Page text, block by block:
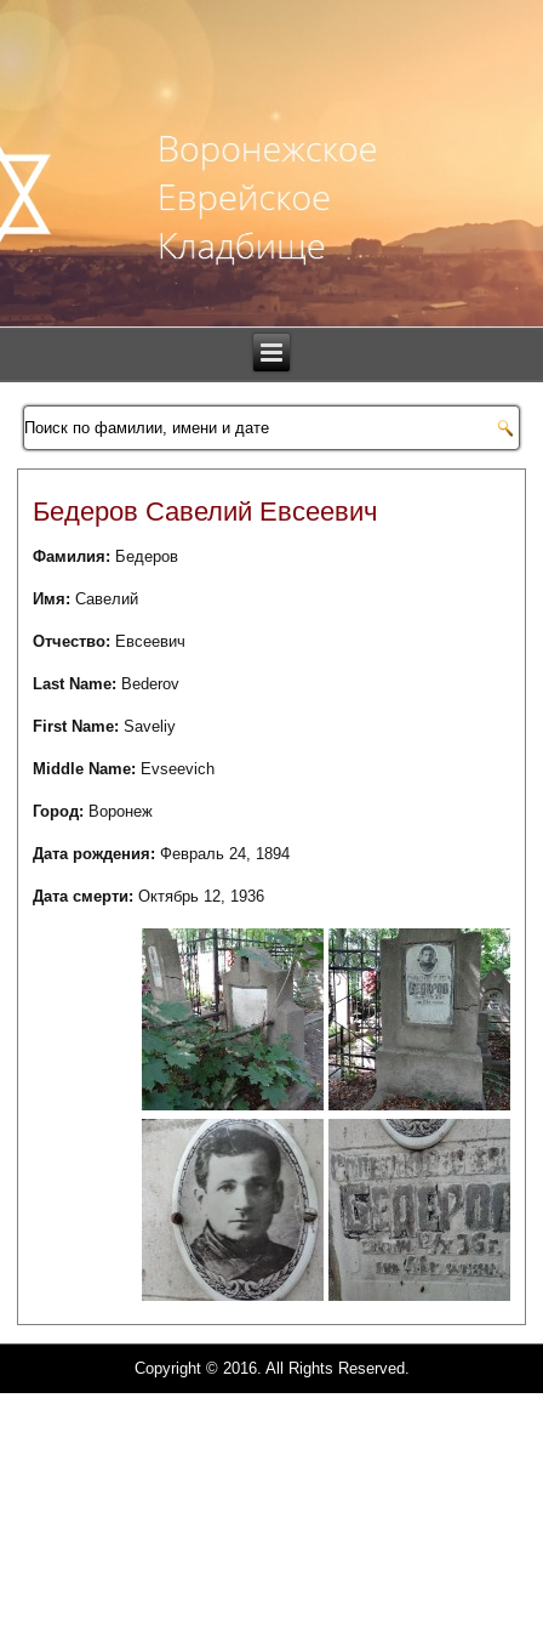
Бедеров Савелий Евсеевич
Фамилия: Бедеров
Имя:Савелий
Отчество: Евсеевич
Last Name: Bederov
First Name:Saveliy
Middle Name: Evseevich
Город: Воронеж
Дата рождения:Февраль 24, 1894
Дата смерти:Октябрь 12, 1936
Copyright © 2016. All Rights Reserved.